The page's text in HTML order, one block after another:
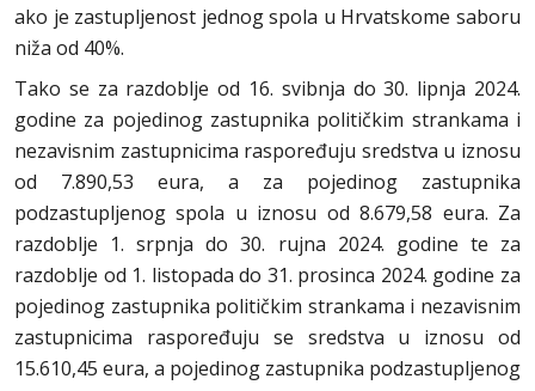
ako je zastupljenost jednog spola u Hrvatskome saboru
niža od 40%.
Tako se za razdoblje od 16. svibnja do 30. lipnja 2024.
godine za pojedinog zastupnika političkim strankama i
nezavisnim zastupnicima raspoređuju sredstva u iznosu
od 7.890,53 eura, a za pojedinog zastupnika
podzastupljenog spola u iznosu od 8.679,58 eura. Za
razdoblje 1. srpnja do 30. rujna 2024. godine te za
razdoblje od 1. listopada do 31. prosinca 2024. godine za
pojedinog zastupnika političkim strankama i nezavisnim
zastupnicima raspoređuju se sredstva u iznosu od
15.610,45 eura, a pojedinog zastupnika podzastupljenog